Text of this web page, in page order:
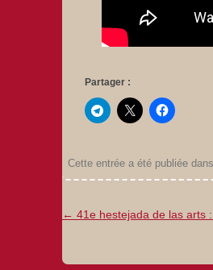
Partager :
Cette entrée a été publiée dans
Navigation
articles
← 41e hestejada de las arts